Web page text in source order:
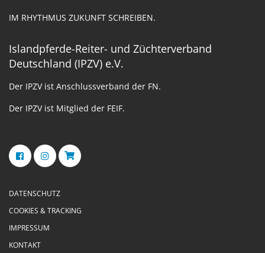
IM RHYTHMUS ZUKUNFT SCHREIBEN.
Islandpferde-Reiter- und Züchterverband
Deutschland (IPZV) e.V.
Der IPZV ist Anschlussverband der FN.
Der IPZV ist Mitglied der FEIF.
DATENSCHUTZ
COOKIES & TRACKING
IMPRESSUM
KONTAKT